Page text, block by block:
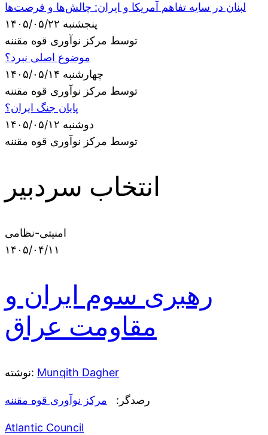
لبنان در سایه تفاهم آمریکا و ایران: چالش‌ها و فرصت‌ها
پنجشنبه ۱۴۰۵/۰۵/۲۲
توسط مرکز نوآوری قوه مقننه
موضوع اصلی نبرد؟
چهارشنبه ۱۴۰۵/۰۵/۱۴
توسط مرکز نوآوری قوه مقننه
پایان جنگ ایران؟
دوشنبه ۱۴۰۵/۰۵/۱۲
توسط مرکز نوآوری قوه مقننه
انتخاب سردبیر
امنیتی-نظامی
۱۴۰۵/۰۴/۱۱
رهبری سوم ایران و
مقاومت عراق
نوشته: Munqith Dagher
رصدگر: مرکز نوآوری قوه مقننه
Atlantic Council